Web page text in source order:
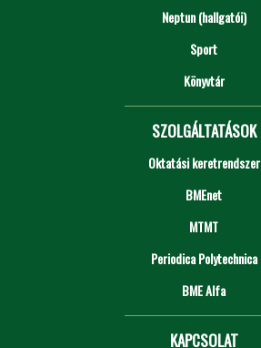
Neptun (hallgatói)
Sport
Könyvtár
SZOLGÁLTATÁSOK
Oktatási keretrendszer
BMEnet
MTMT
Periodica Polytechnica
BME Alfa
KAPCSOLAT